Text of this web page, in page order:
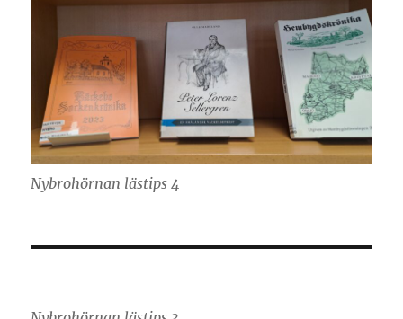
Nybrohörnan lästips 4